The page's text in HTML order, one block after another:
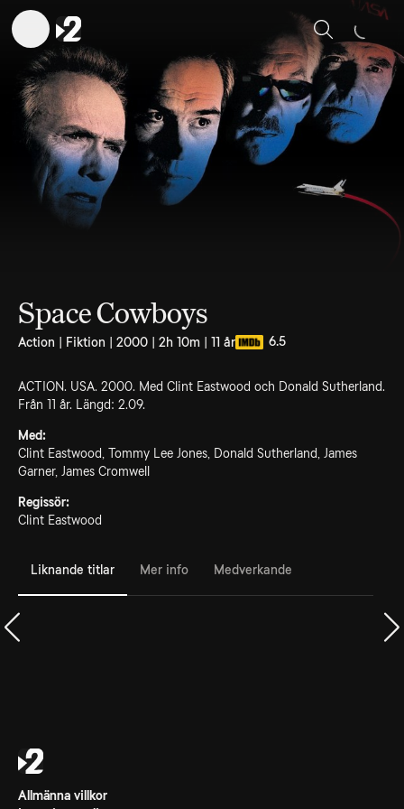
Sök
Space Cowboys
Action | Fiktion | 2000 | 2h 10m | 11 år 6.5
ACTION. USA. 2000. Med Clint Eastwood och Donald Sutherland.
Från 11 år. Längd: 2.09.
Med:
Clint Eastwood, Tommy Lee Jones, Donald Sutherland, James
Garner, James Cromwell
Regissör:
Clint Eastwood
Liknande titlar Mer info Medverkande
Allmänna villkor